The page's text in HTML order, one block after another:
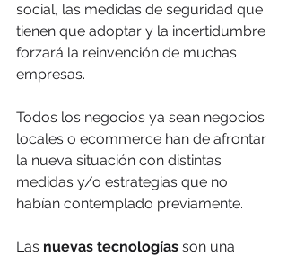
social, las medidas de seguridad que
tienen que adoptar y la incertidumbre
forzará la reinvención de muchas
empresas.
Todos los negocios ya sean negocios
locales o ecommerce han de afrontar
la nueva situación con distintas
medidas y/o estrategias que no
habían contemplado previamente.
Las nuevas tecnologías son una